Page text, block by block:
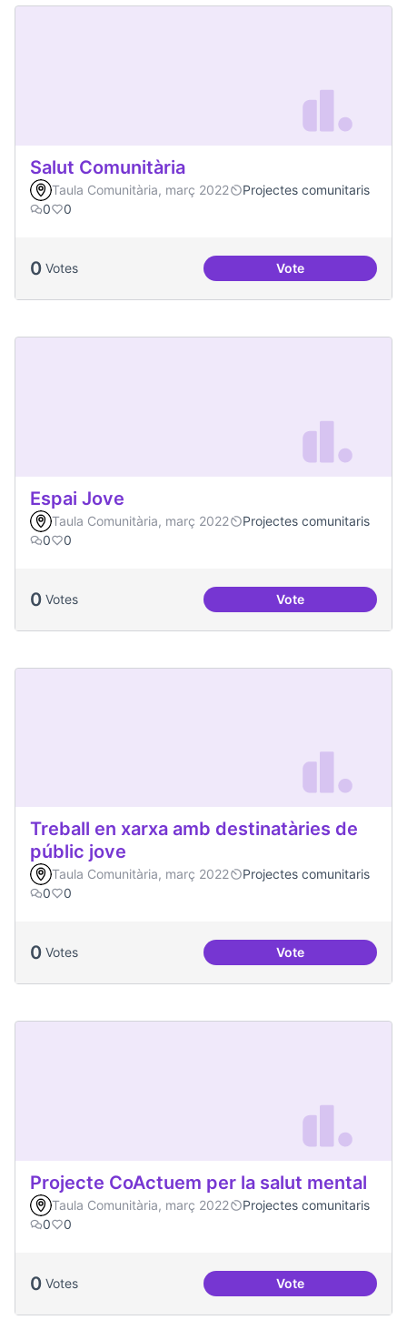
Salut Comunitària
Taula Comunitària, març 2022
Projectes comunitaris
0
0
0 Votes VoteSalut Comunitària
Espai Jove
Taula Comunitària, març 2022
Projectes comunitaris
0
0
0 Votes VoteEspai Jove
Treball en xarxa amb destinatàries de
públic jove
Taula Comunitària, març 2022
Projectes comunitaris
0
0
0 Votes VoteTreball en xarxa
Projecte CoActuem per la salut mental
Taula Comunitària, març 2022
Projectes comunitaris
0
0
0 Votes VoteProjecte